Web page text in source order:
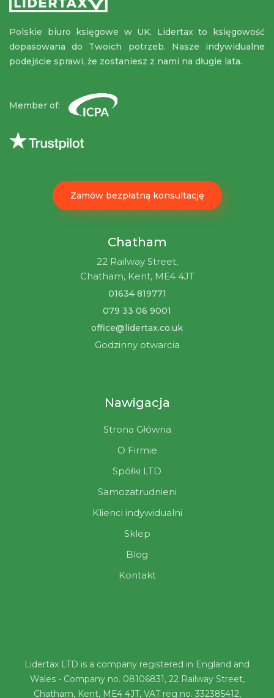
Polskie biuro księgowe w UK. Lidertax to księgowość
dopasowana do Twoich potrzeb. Nasze indywidualne
podejście sprawi, że zostaniesz z nami na długie lata.
Member of:
Zamów bezpłatną konsultację
Chatham
22 Railway Street,
Chatham, Kent, ME4 4JT
01634 819771
079 33 06 9001
office@lidertax.co.uk
Godzinny otwarcia
Nawigacja
Strona Główna
O Firmie
Spółki LTD
Samozatrudnieni
Klienci indywidualni
Sklep
Blog
Kontakt
Lidertax LTD is a company registered in England and
Wales - Company no. 08106831, 22 Railway Street,
Chatham, Kent, ME4 4JT, VAT reg no. 332385412,